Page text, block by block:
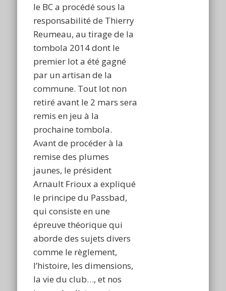
le BC a procédé sous la
responsabilité de Thierry
Reumeau, au tirage de la
tombola 2014 dont le
premier lot a été gagné
par un artisan de la
commune. Tout lot non
retiré avant le 2 mars sera
remis en jeu à la
prochaine tombola.
Avant de procéder à la
remise des plumes
jaunes, le président
Arnault Frioux a expliqué
le principe du Passbad,
qui consiste en une
épreuve théorique qui
aborde des sujets divers
comme le règlement,
l’histoire, les dimensions,
la vie du club…, et nos